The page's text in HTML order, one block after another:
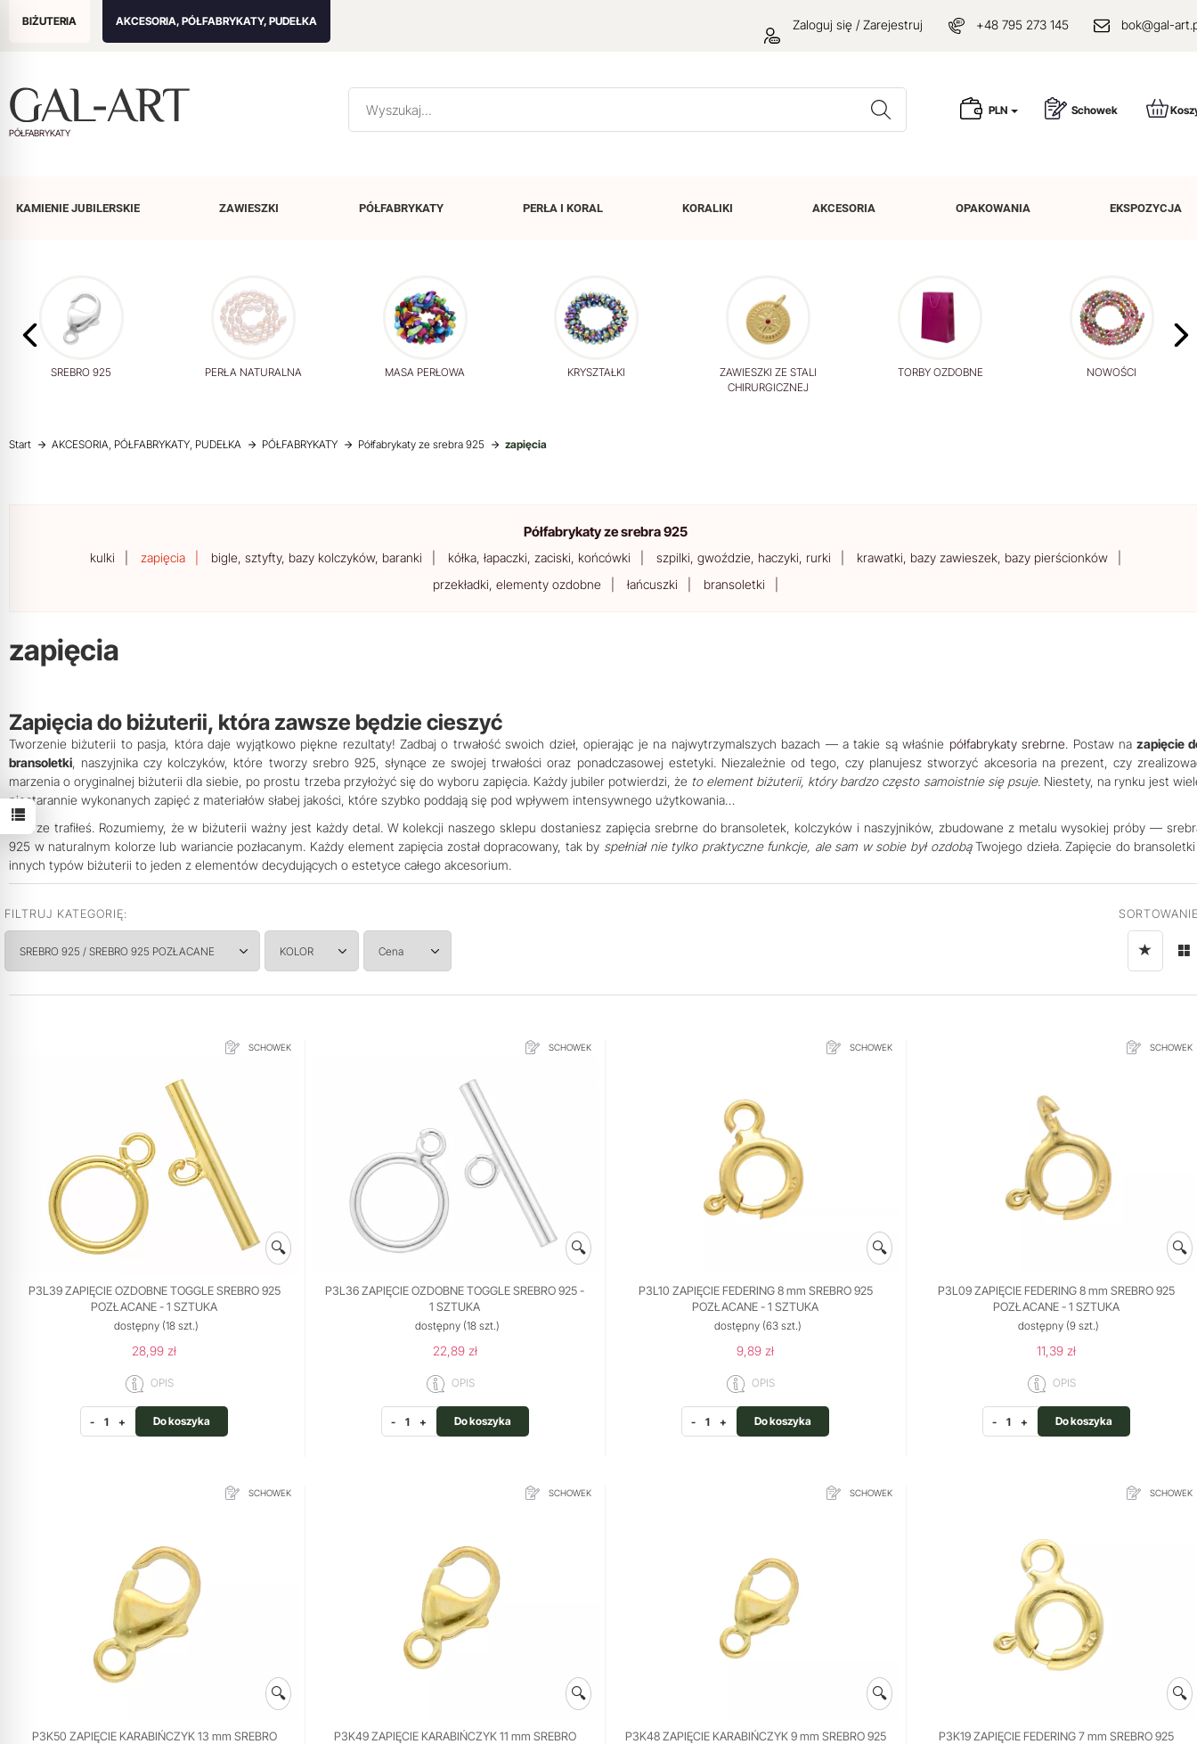
BIŻUTERIA AKCESORIA, PÓŁFABRYKATY, PUDEŁKA Zaloguj się / Zarejestruj +48 795 273 145 bok@gal-
PÓŁFABRYKATY
Wyszukaj PLN Schowek
KAMIENIE JUBILERSKIE ZAWIESZKI PÓŁFABRYKATY PERŁA I KORAL KORALIKI AKCESORIA OPAKOWANIA EKSPOZYCJA
SREBRO 925 PERŁA NATURALNA MASA PERŁOWA KRYSZTAŁKI
ZAWIESZKI ZE STALI
CHIRURGICZNEJ
TORBY OZDOBNE NOWOŚCI
Start AKCESORIA, PÓŁFABRYKATY, PUDEŁKA PÓŁFABRYKATY Półfabrykaty ze srebra 925 zapięcia
Półfabrykaty ze srebra 925
kulki zapięcia bigle, sztyfty, bazy kolczyków, baranki kółka, łapaczki, zaciski, końcówki szpilki, gwoździe, haczyki, rurki
krawatki, bazy zawieszek, bazy pierścionków
przekładki, elementy ozdobne
łańcuszki bransoletki
zapięcia
Zapięcia do biżuterii, która zawsze będzie cieszyć
Tworzenie biżuterii to pasja, która daje wyjątkowo piękne rezultaty! Zadbaj o trwałość swoich dzieł, opierając je na najwytrzymalszych bazach — a takie są właśnie półfabrykaty srebrne. Postaw na zapięcie
bransoletki, naszyjnika czy kolczyków, które tworzy srebro 925, słynące ze swojej trwałości oraz ponadczasowej estetyki. Niezależnie od tego, czy planujesz stworzyć akcesoria na prezent, czy
marzenia o oryginalnej biżuterii dla siebie, po prostu trzeba przyłożyć się do wyboru zapięcia. Każdy jubiler potwierdzi, że to element biżuterii, który bardzo często samoistnie się psuje. Niestety, na rynku jest
niestarannie wykonanych zapięć z materiałów słabej jakości, które szybko poddają się pod wpływem intensywnego użytkowania…
Dobrze trafiłeś. Rozumiemy, że w biżuterii ważny jest każdy detal. W kolekcji naszego sklepu dostaniesz zapięcia srebrne do bransoletek, kolczyków i naszyjników, zbudowane z metalu wysokiej próby —
925 w naturalnym kolorze lub wariancie pozłacanym. Każdy element zapięcia został dopracowany, tak by spełniał nie tylko praktyczne funkcje, ale sam w sobie był ozdobąTwojego dzieła. Zapięcie do
innych typów biżuterii to jeden z elementów decydujących o estetyce całego akcesorium.
FILTRUJ KATEGORIĘ:
SREBRO 925 / SREBRO 925 POZŁACANE KOLOR Cena
SCHOWEK
🔍
P3L39 ZAPIĘCIE OZDOBNE TOGGLE SREBRO 925
POZŁACANE - 1 SZTUKA
dostępny (18 szt.)
28,99 zł
OPIS
- + Do koszyka
SCHOWEK
🔍
P3L36 ZAPIĘCIE OZDOBNE TOGGLE SREBRO 925 -
1 SZTUKA
dostępny(18 szt.)
22,89 zł
OPIS
- + Do koszyka
SCHOWEK
🔍
P3L10 ZAPIĘCIE FEDERING 8 mm SREBRO 925
POZŁACANE - 1 SZTUKA
dostępny(63 szt.)
9,89 zł
OPIS
- + Do koszyka
SCHOWEK
🔍
P3L09 ZAPIĘCIE FEDERING 8 mm SREBRO 925
POZŁACANE - 1 SZTUKA
dostępny(9 szt.)
11,39 zł
OPIS
- + Do koszyka
SCHOWEK
🔍
P3K50 ZAPIĘCIE KARABIŃCZYK 13 mm SREBRO
SCHOWEK
🔍
P3K49 ZAPIĘCIE KARABIŃCZYK 11 mm SREBRO
SCHOWEK
🔍
P3K48 ZAPIĘCIE KARABIŃCZYK 9 mm SREBRO 925
SCHOWEK
🔍
P3K19 ZAPIĘCIE FEDERING 7 mm SREBRO 925